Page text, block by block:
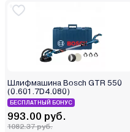
Шлифмашина Bosch GTR 550
(0.601.7D4.080)
БЕСПЛАТНЫЙ БОНУС
993.00 руб.
1082.37 руб.